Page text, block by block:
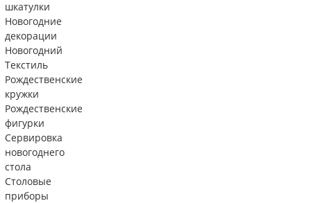
шкатулки
Новогодние
декорации
Новогодний
Текстиль
Рождественские
кружки
Рождественские
фигурки
Сервировка
новогоднего
стола
Столовые
приборы